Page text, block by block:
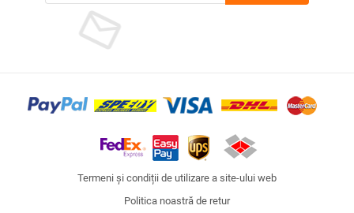
Termeni și condiții de utilizare a site-ului web
Politica noastră de retur